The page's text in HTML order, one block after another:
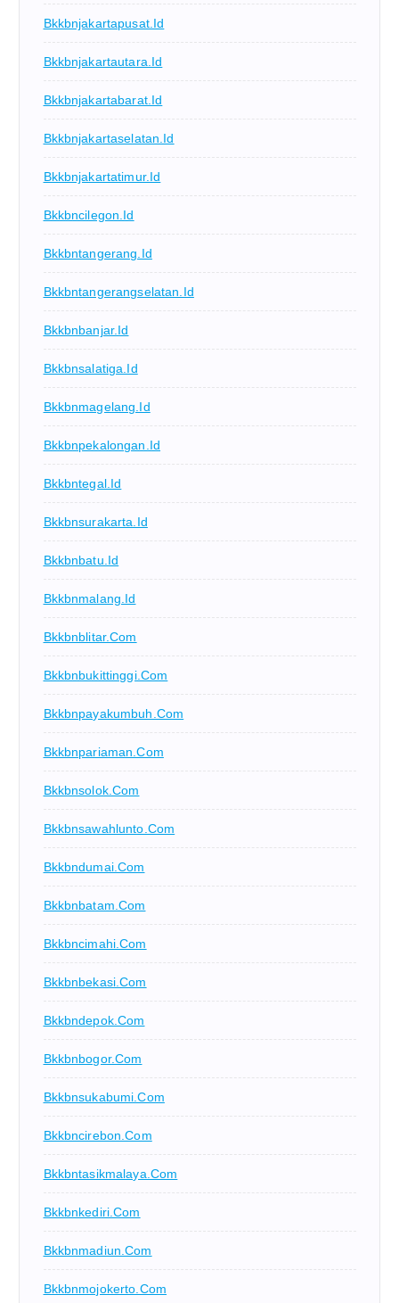
Bkkbnjakartapusat.id
Bkkbnjakartautara.id
Bkkbnjakartabarat.id
Bkkbnjakartaselatan.id
Bkkbnjakartatimur.id
Bkkbncilegon.id
Bkkbntangerang.id
Bkkbntangerangselatan.id
Bkkbnbanjar.id
Bkkbnsalatiga.id
Bkkbnmagelang.id
Bkkbnpekalongan.id
Bkkbntegal.id
Bkkbnsurakarta.id
Bkkbnbatu.id
Bkkbnmalang.id
Bkkbnblitar.com
Bkkbnbukittinggi.com
Bkkbnpayakumbuh.com
Bkkbnpariaman.com
Bkkbnsolok.com
Bkkbnsawahlunto.com
Bkkbndumai.com
Bkkbnbatam.com
Bkkbncimahi.com
Bkkbnbekasi.com
Bkkbndepok.com
Bkkbnbogor.com
Bkkbnsukabumi.com
Bkkbncirebon.com
Bkkbntasikmalaya.com
Bkkbnkediri.com
Bkkbnmadiun.com
Bkkbnmojokerto.com